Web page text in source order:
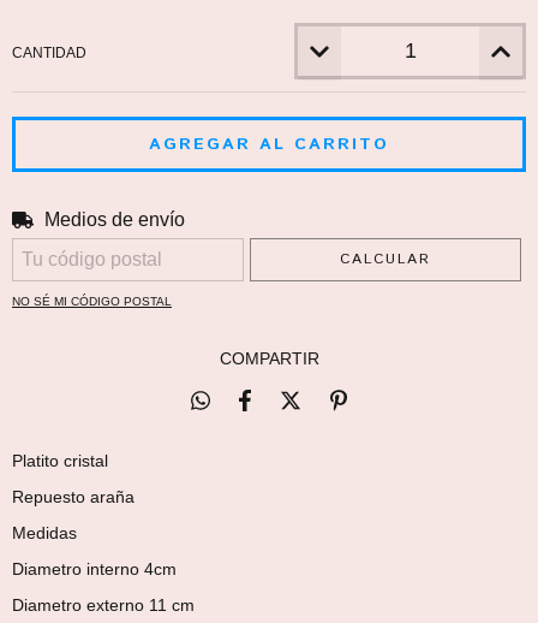
CANTIDAD
Entregas para el CP:
Medios de envío
CALCULAR
NO SÉ MI CÓDIGO POSTAL
COMPARTIR
Platito cristal
Repuesto araña
Medidas
Diametro interno 4cm
Diametro externo 11 cm